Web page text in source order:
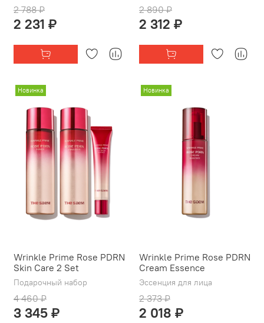
2 788 ₽
2 231 ₽
2 890 ₽
2 312 ₽
Новинка
Wrinkle Prime Rose PDRN
Skin Care 2 Set
Подарочный набор
4 460 ₽
3 345 ₽
Новинка
Wrinkle Prime Rose PDRN
Cream Essence
Эссенция для лица
2 373 ₽
2 018 ₽